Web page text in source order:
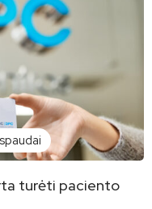
turėti paciento